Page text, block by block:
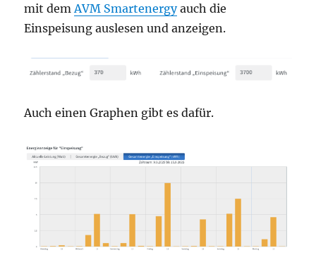
mit dem AVM Smartenergyauch die
Einspeisung auslesen und anzeigen.
Auch einen Graphen gibt es dafür.